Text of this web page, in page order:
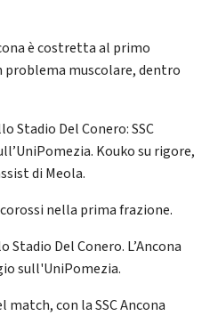
è costretta al primo
problema muscolare, dentro
Stadio Del Conero: SSC
Kouko su rigore,
di Meola.
nella prima frazione.
Del Conero. L’Ancona
sull'UniPomezia.
con la SSC Ancona